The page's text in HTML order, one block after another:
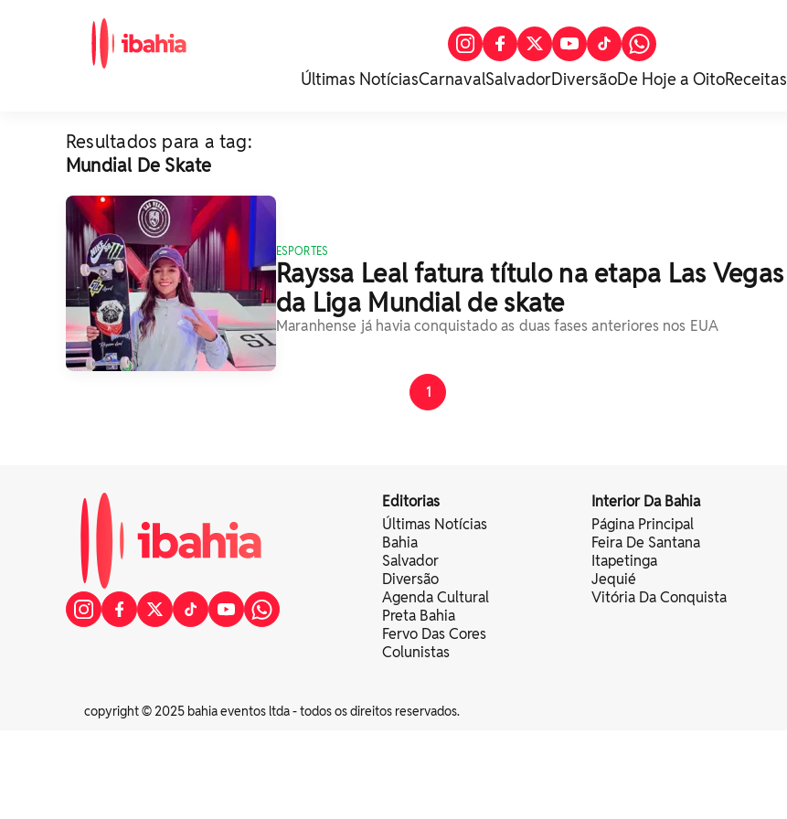
Últimas NotíciasCarnavalSalvadorDiversãoDe Hoje a OitoReceitas
Resultados para a tag:
Mundial De Skate
ESPORTES
Rayssa Leal fatura título na etapa Las Vegas
da Liga Mundial de skate
Maranhense já havia conquistado as duas fases anteriores nos EUA
1
Editorias
Últimas Notícias
Bahia
Salvador
Diversão
Agenda Cultural
Preta Bahia
Fervo Das Cores
Colunistas
Interior Da Bahia
Página Principal
Feira De Santana
Itapetinga
Jequié
Vitória Da Conquista
copyright © 2025 bahia eventos ltda - todos os direitos reservados.